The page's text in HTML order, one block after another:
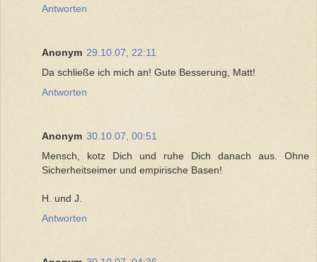
Antworten
Anonym 29.10.07, 22:11
Da schließe ich mich an! Gute Besserung, Matt!
Antworten
Anonym 30.10.07, 00:51
Mensch, kotz Dich und ruhe Dich danach aus. Ohne
Sicherheitseimer und empirische Basen!
H. und J.
Antworten